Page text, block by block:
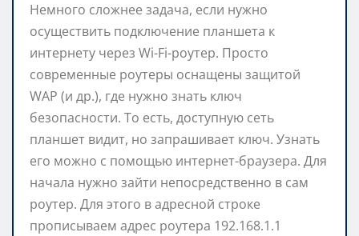
Немного сложнее задача, если нужно
осуществить подключение планшета к
интернету через Wi-Fi-роутер. Просто
современные роутеры оснащены защитой
WAP (и др.), где нужно знать ключ
безопасности. То есть, доступную сеть
планшет видит, но запрашивает ключ. Узнать
его можно с помощью интернет-браузера. Для
начала нужно зайти непосредственно в сам
роутер. Для этого в адресной строке
прописываем адрес роутера 192.168.1.1